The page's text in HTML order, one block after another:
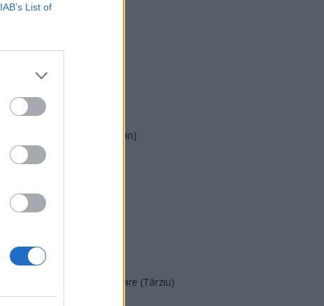
IAB’s List of
USR
PSD
AUR
PMP (Tomac)
Forța Dreptei (L. Orban)
PNȚMM
SENS
PACE (Peia)
Acțiunea Conservatoare (Târziu)